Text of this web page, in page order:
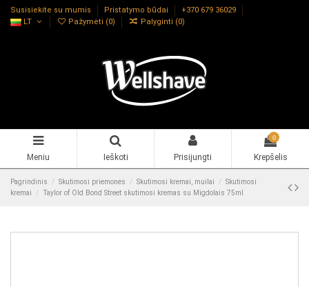
Susisiekite su mumis Pristatymo būdai
+370 679 36029
LT
Pažymėti (0) Palyginti (0)
Meniu Ieškoti Prisijungti
0
Krepšelis
Pagrindinis Skutimosi priemonės Skutimosi kremai, muilai
Skutimosi
kremai
Taylor of Old Bond Street skutimosi kremas su Migdolais 75ml